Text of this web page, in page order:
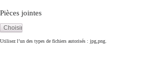
Pièces jointes
Utilisez l’un des types de fichiers autorisés : jpg,png.